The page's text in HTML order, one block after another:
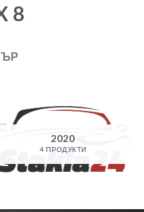
8
2020
4 ПРОДУКТИ